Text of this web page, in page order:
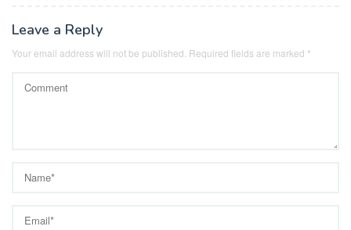
Leave a Reply
Your email address will not be published. Required fields are marked *